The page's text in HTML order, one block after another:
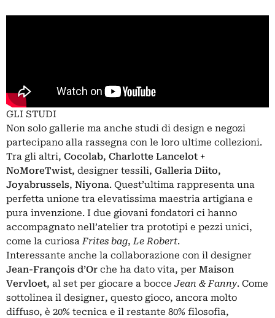
GLI STUDI
Non solo gallerie ma anche studi di design e negozi
partecipano alla rassegna con le loro ultime collezioni.
Tra gli altri, Cocolab, Charlotte Lancelot +
NoMoreTwist, designer tessili, Galleria Diito,
Joyabrussels, Niyona. Quest’ultima rappresenta una
perfetta unione tra elevatissima maestria artigiana e
pura invenzione. I due giovani fondatori ci hanno
accompagnato nell’atelier tra prototipi e pezzi unici,
come la curiosaFrites bag, Le Robert.
Interessante anche la collaborazione con il designer
Jean-François d’Or che ha dato vita, per Maison
Vervloet, al set per giocare a bocce Jean & Fanny. Come
sottolinea il designer, questo gioco, ancora molto
diffuso, è 20% tecnica e il restante 80% filosofia,